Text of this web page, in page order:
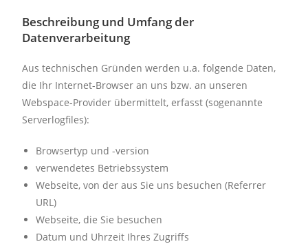
Beschreibung und Umfang der
Datenverarbeitung
Aus technischen Gründen werden u.a. folgende Daten,
die Ihr Internet-Browser an uns bzw. an unseren
Webspace-Provider übermittelt, erfasst (sogenannte
Serverlogfiles):
Browsertyp und -version
verwendetes Betriebssystem
Webseite, von der aus Sie uns besuchen (Referrer
URL)
Webseite, die Sie besuchen
Datum und Uhrzeit Ihres Zugriffs